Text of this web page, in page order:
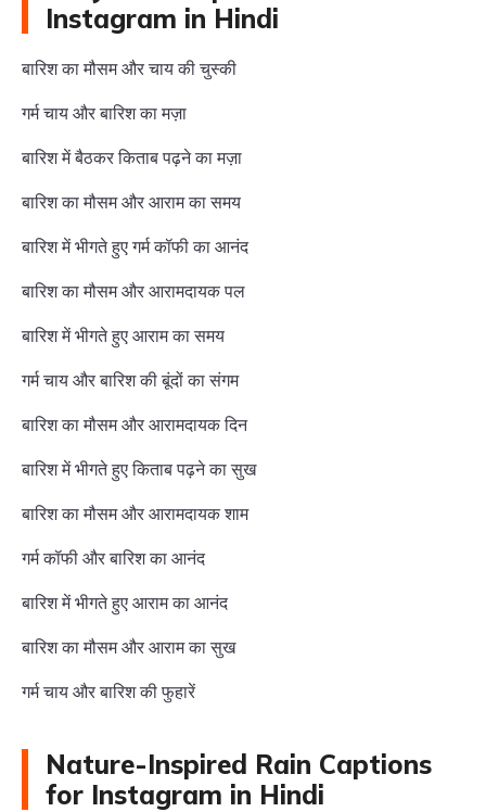
Instagram in Hindi
बारिश का मौसम और चाय की चुस्की
गर्म चाय और बारिश का मज़ा
बारिश में बैठकर किताब पढ़ने का मज़ा
बारिश का मौसम और आराम का समय
बारिश में भीगते हुए गर्म कॉफी का आनंद
बारिश का मौसम और आरामदायक पल
बारिश में भीगते हुए आराम का समय
गर्म चाय और बारिश की बूंदों का संगम
बारिश का मौसम और आरामदायक दिन
बारिश में भीगते हुए किताब पढ़ने का सुख
बारिश का मौसम और आरामदायक शाम
गर्म कॉफी और बारिश का आनंद
बारिश में भीगते हुए आराम का आनंद
बारिश का मौसम और आराम का सुख
गर्म चाय और बारिश की फुहारें
Nature-Inspired Rain Captions
for Instagram in Hindi